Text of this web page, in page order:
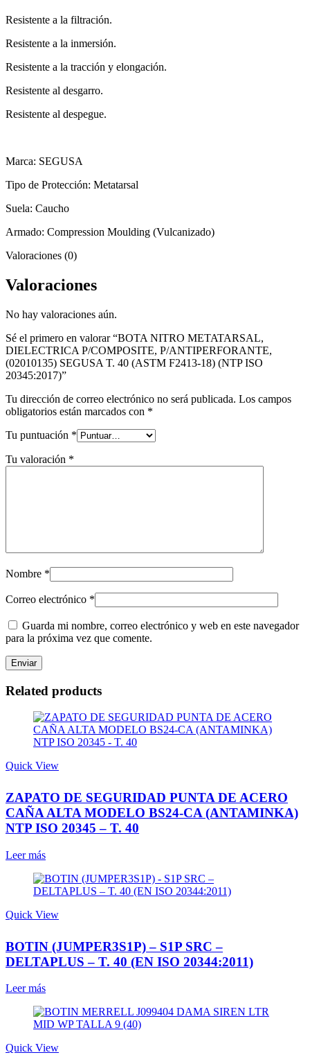
Resistente a la filtración.
Resistente a la inmersión.
Resistente a la tracción y elongación.
Resistente al desgarro.
Resistente al despegue.
Marca: SEGUSA
Tipo de Protección: Metatarsal
Suela: Caucho
Armado: Compression Moulding (Vulcanizado)
Valoraciones (0)
Valoraciones
No hay valoraciones aún.
Sé el primero en valorar “BOTA NITRO METATARSAL,
DIELECTRICA P/COMPOSITE, P/ANTIPERFORANTE,
(02010135) SEGUSA T. 40 (ASTM F2413-18) (NTP ISO
20345:2017)”
Tu dirección de correo electrónico no será publicada. Los campos
obligatorios están marcados con *
Tu puntuación *
Tu valoración *
Nombre *
Correo electrónico *
Guarda mi nombre, correo electrónico y web en este navegador
para la próxima vez que comente.
Related products
Quick View
ZAPATO DE SEGURIDAD PUNTA DE ACERO
CAÑA ALTA MODELO BS24-CA (ANTAMINKA)
NTP ISO 20345 – T. 40
Leer más
Quick View
BOTIN (JUMPER3S1P) – S1P SRC –
DELTAPLUS – T. 40 (EN ISO 20344:2011)
Leer más
Quick View